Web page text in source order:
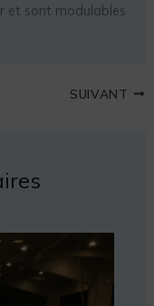
et sont modulables
SUIVANT